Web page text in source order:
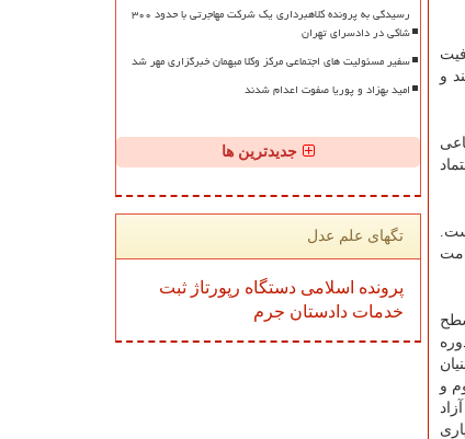
و
و
رسیدگی به پرونده کلاهبرداری یک شرکت مهاجرتی با حدود ۳۰۰
شاکی در دادسرای تهران
سفیر مسئولیت های اجتماعی مرکز وکلا میهمان خبرگزاری مهر شد
امید بهزاد و پوریا صفوت اعدام شدند
جدیدترین ها
تگهای علم عدل
پرونده اسلامی دستگاه رپورتاژ ثبت
خدمات دادستان جرم